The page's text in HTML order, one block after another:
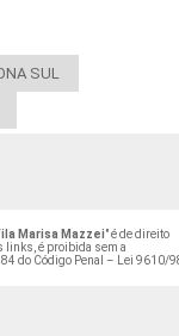
SUL
Marisa Mazzei" é de direito
links, é proibida sem a
do Código Penal –
Lei 9610/